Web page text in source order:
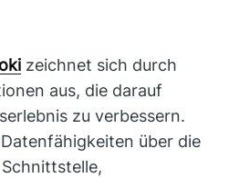
zeichnet sich durch
aus, die darauf
zu verbessern.
über die